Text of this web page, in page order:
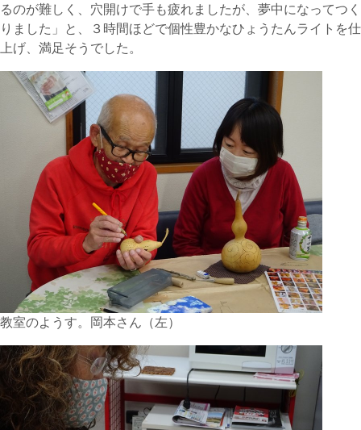
るのが難しく、穴開けで手も疲れましたが、夢中になってつく
りました」と、３時間ほどで個性豊かなひょうたんライトを仕
上げ、満足そうでした。
教室のようす。岡本さん（左）